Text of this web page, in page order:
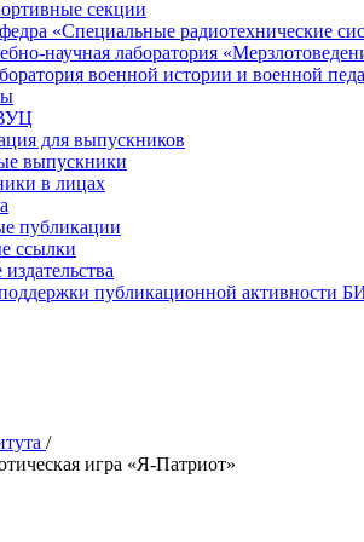
секции
«Специальные радиотехнические
научная лаборатория
военной истории и военной
для выпускников
выпускники
в лицах
публикации
ссылки
публикационной активности
/
игра «Я-Патриот»